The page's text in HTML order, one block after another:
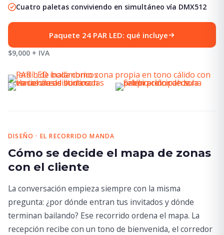
Cuatro paletas conviviendo en simultáneo vía DMX512
Paquete 24 PAR LED: qué incluye
$9,000 + IVA
DISEÑO · EL RECORRIDO MANDA
Cómo se decide el mapa de zonas
con el cliente
La conversación empieza siempre con la misma
pregunta: ¿por dónde entran tus invitados y dónde
terminan bailando? Ese recorrido ordena el mapa. La
recepción recibe con un tono de bienvenida, el corredor